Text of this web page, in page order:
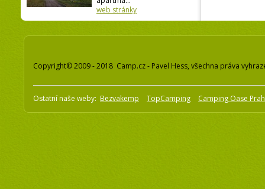
web stránky
Copyright© 2009 - 2018 Camp.cz - Pavel Hess, všechna práva
Ostatní naše weby: Bezvakemp TopCamping Camping Oase